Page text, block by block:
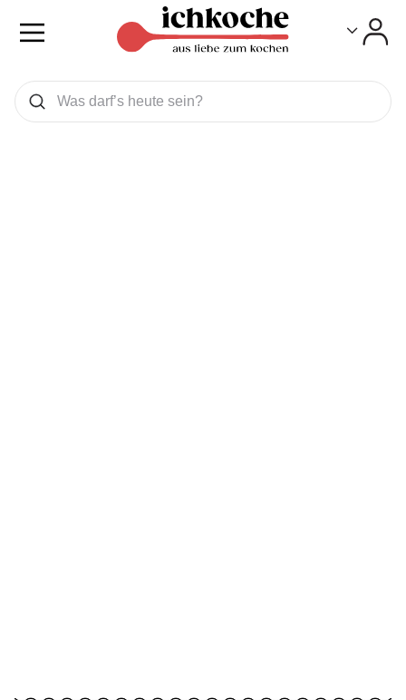
Was wollen Sie suchen
Suchen